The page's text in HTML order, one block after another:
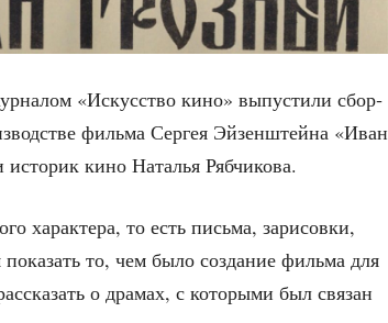
«Искус­ство кино» выпу­сти­ли сбор­
филь­ма Сер­гея Эйзен­штей­на «Иван
кино Ната­лья Рябчикова.
харак­те­ра, то есть пись­ма, зари­сов­ки,
то, чем было созда­ние филь­ма для
о дра­мах, с кото­ры­ми был свя­зан